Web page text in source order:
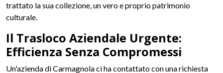
trattato la sua collezione, un vero e proprio patrimonio
culturale.
Il Trasloco Aziendale Urgente:
Efficienza Senza Compromessi
Un'azienda di Carmagnola ci ha contattato con una richiesta